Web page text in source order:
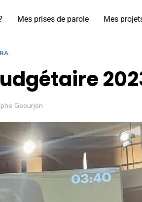
Mes prises de parole Mes
Geourjon